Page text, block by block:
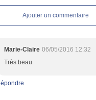
Ajouter un commentaire
Marie-Claire 06/05/2016 12:32
Très beau